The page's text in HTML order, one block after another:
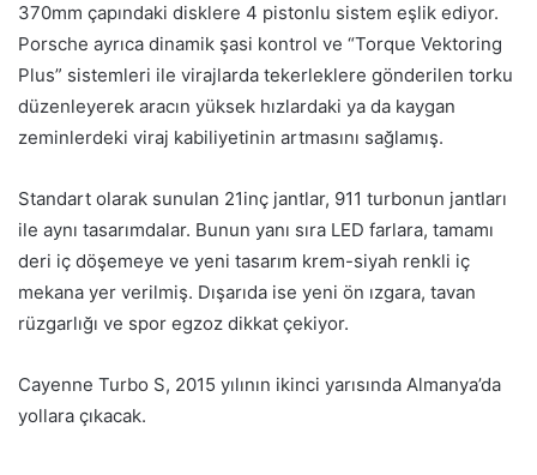
370mm çapındaki disklere 4 pistonlu sistem eşlik ediyor.
Porsche ayrıca dinamik şasi kontrol ve “Torque Vektoring
Plus” sistemleri ile virajlarda tekerleklere gönderilen torku
düzenleyerek aracın yüksek hızlardaki ya da kaygan
zeminlerdeki viraj kabiliyetinin artmasını sağlamış.
Standart olarak sunulan 21inç jantlar, 911 turbonun jantları
ile aynı tasarımdalar. Bunun yanı sıra LED farlara, tamamı
deri iç döşemeye ve yeni tasarım krem-siyah renkli iç
mekana yer verilmiş. Dışarıda ise yeni ön ızgara, tavan
rüzgarlığı ve spor egzoz dikkat çekiyor.
Cayenne Turbo S, 2015 yılının ikinci yarısında Almanya’da
yollara çıkacak.